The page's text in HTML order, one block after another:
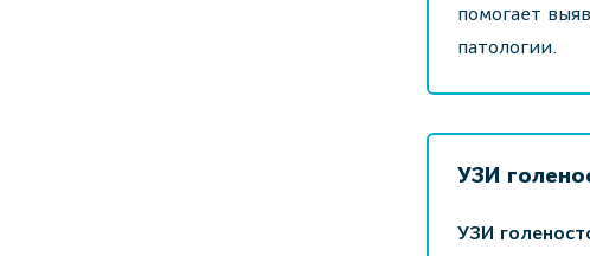
помогает
патологии.
УЗИ
УЗИ